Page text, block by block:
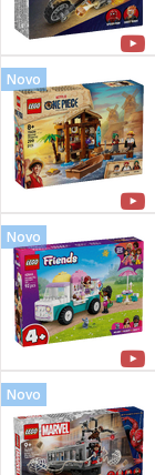
metar
ostalo
pribor
pribor
Vitrine
pribor
i kutije
Novo
Novo
Novo